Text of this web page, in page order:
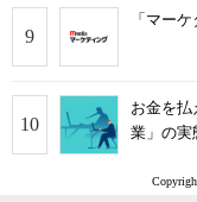
「マー
お金を
業」の実